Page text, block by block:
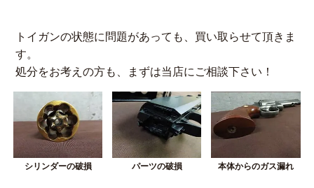
トイガンの状態に問題があっても、買い取らせて頂きま
す。
処分をお考えの方も、まずは当店にご相談下さい！
シリンダーの破損 パーツの破損 本体からのガス漏れ